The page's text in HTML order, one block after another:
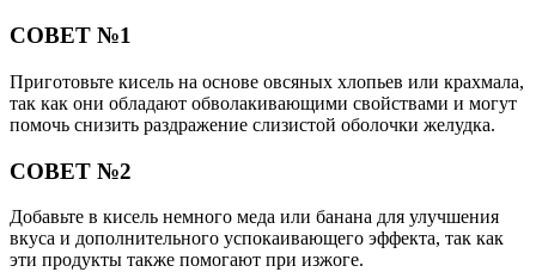
СОВЕТ №1
Приготовьте кисель на основе овсяных хлопьев или крахмала,
так как они обладают обволакивающими свойствами и могут
помочь снизить раздражение слизистой оболочки желудка.
СОВЕТ №2
Добавьте в кисель немного меда или банана для улучшения
вкуса и дополнительного успокаивающего эффекта, так как
эти продукты также помогают при изжоге.